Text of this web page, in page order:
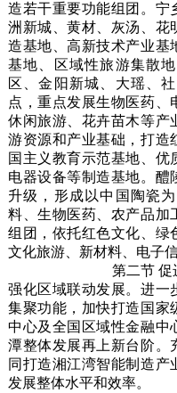
造若干重要功能组团。宁
洲新城、黄材、灰汤、花
造基地、高新技术产业基
基地、区域性旅游集散
区、金阳新城、大瑶、
点，重点发展生物医药
休闲旅游、花卉苗木等
游资源和产业基础，打造
国主义教育示范基地、优
电器设备等制造基地。
升级，形成以中国陶瓷
料、生物医药、农产品
组团，依托红色文化、绿
文化旅游、新材料、电子
第二节 促
强化区域联动发展。进一
集聚功能，加快打造国家
中心及全国区域性金融中
潭整体发展再上新台阶。
同打造湘江湾智能制造产
发展整体水平和效率。